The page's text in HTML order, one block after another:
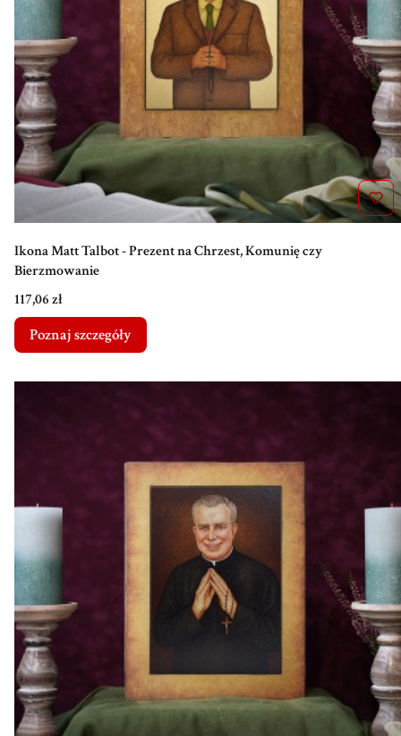
Ikona Matt Talbot - Prezent na Chrzest, Komunię czy
Bierzmowanie
Cena
117,06 zł
Poznaj szczegóły